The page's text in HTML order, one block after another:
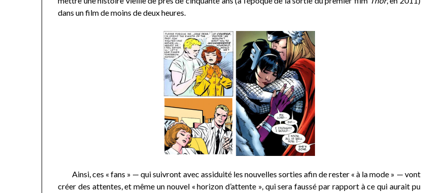
dans un film de moins de deux heures.
Ainsi, ces « fans » — qui suivront avec assiduité les nouvelles sorties afin de rester « à la mode » — vont
créer des attentes, et même un nouvel « horizon d’attente », qui sera faussé par rapport à ce qui aurait pu